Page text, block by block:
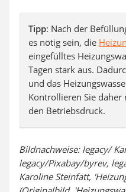
Tipp: Nach der
es nötig sein, die
eingefülltes
Tagen stark aus.
und das
Kontrollieren Sie daher
den Betriebsdruck.
Bildnachweise: legacy/
legacy/Pixabay/byrev,
Karoline Steinfatt,